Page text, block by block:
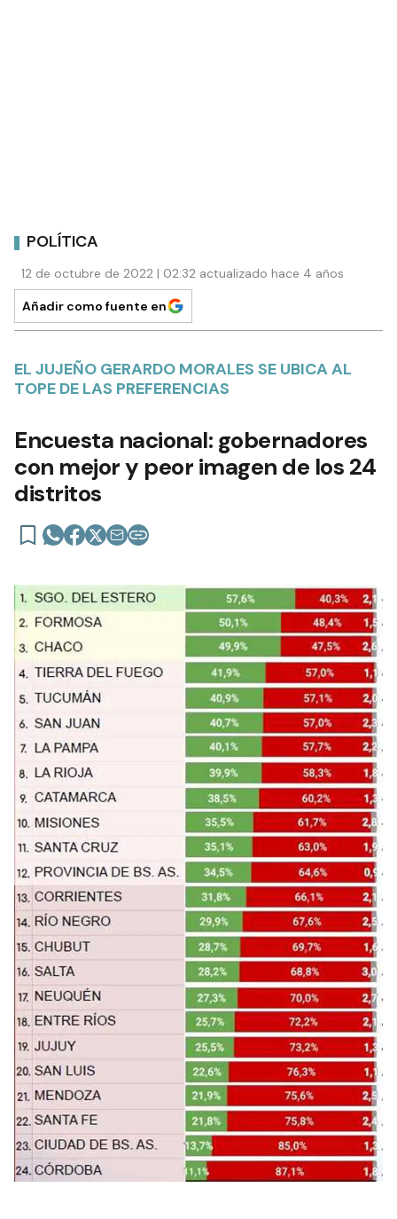
POLÍTICA
12 de octubre de 2022 | 02:32 actualizado hace 4 años
Añadir como fuente en
EL JUJEÑO GERARDO MORALES SE UBICA AL
TOPE DE LAS PREFERENCIAS
Encuesta nacional: gobernadores
con mejor y peor imagen de los 24
distritos